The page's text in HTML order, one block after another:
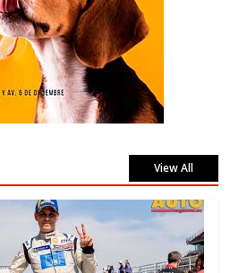
View All